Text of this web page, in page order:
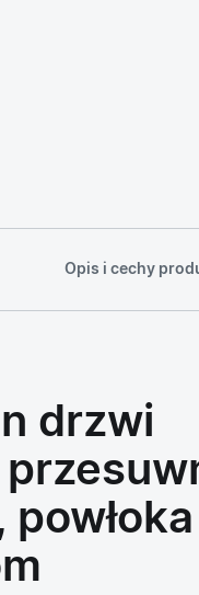
Opis i cechy
drzwi